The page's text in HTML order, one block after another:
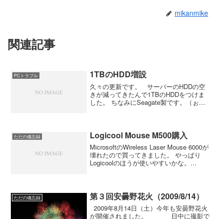
mikanmike
関連記事
PCトラブル 1TBのHDD増設
久々の更新です。 サーバーのHDDの空
きが減ってきたんで1TBのHDDをつけま
した。 ちなみにSeagate製です。（ぉぃ
ただの備忘録 Logicool Mouse M500購入
MicrosoftのWireless Laser Mouse 6000が
壊れたので買ってきました。 やっぱり
Logicoolのほうが使いやすいかな。
ただの備忘録 第３回安曇野花火（2009/8/14）
2009年8月14日（土）今年も安曇野花火
が開催されました。 日中に撮影で